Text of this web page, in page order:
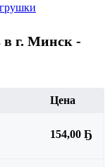
г. Минск -
Цена
154,00 Ҕ